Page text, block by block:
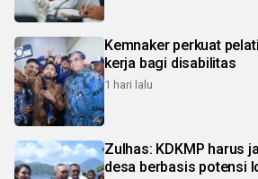
Kemnaker perkuat
kerja bagi disabilitas
1 hari lalu
Zulhas: KDKMP harus
desa berbasis potensi